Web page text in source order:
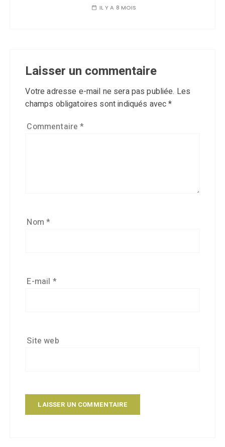
IL Y A 8 MOIS
Laisser un commentaire
Votre adresse e-mail ne sera pas publiée. Les
champs obligatoires sont indiqués avec*
Commentaire*
Nom*
E-mail *
Site web